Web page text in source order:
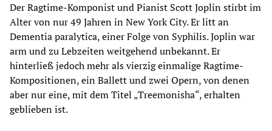
Der Ragtime-Komponist und Pianist Scott Joplin stirbt im
Alter von nur 49 Jahren in New York City. Er litt an
Dementia paralytica, einer Folge von Syphilis. Joplin war
arm und zu Lebzeiten weitgehend unbekannt. Er
hinterließ jedoch mehr als vierzig einmalige Ragtime-
Kompositionen, ein Ballett und zwei Opern, von denen
aber nur eine, mit dem Titel „Treemonisha“, erhalten
geblieben ist.